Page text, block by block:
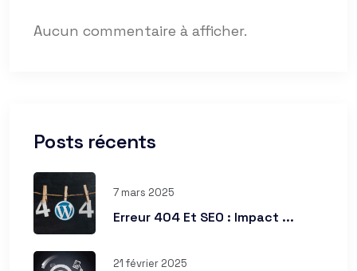
Aucun commentaire à afficher.
Posts récents
7 mars 2025
Erreur 404 Et SEO : Impact ...
21 février 2025